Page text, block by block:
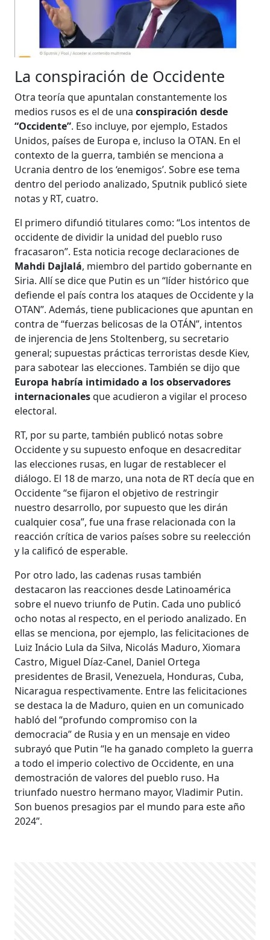
La conspiración de Occidente
Otra teoría que apuntalan constantemente los
medios rusos es el de unaconspiración desde
“Occidente”. Eso incluye, por ejemplo, Estados
Unidos, países de Europa e, incluso la OTAN. En el
contexto de la guerra, también se menciona a
Ucrania dentro de los ‘enemigos’. Sobre ese tema
dentro del periodo analizado, Sputnik publicó siete
notas y RT, cuatro.
El primero difundió titulares como: “Los intentos de
occidente de dividir la unidad del pueblo ruso
fracasaron”. Esta noticia recoge declaraciones de
Mahdi Dajlalá, miembro del partido gobernante en
Siria. Allí se dice que Putin es un “líder histórico que
defiende el país contra los ataques de Occidente y la
OTAN”. Además, tiene publicaciones que apuntan en
contra de “fuerzas belicosas de la OTÁN”, intentos
de injerencia de Jens Stoltenberg, su secretario
general; supuestas prácticas terroristas desde Kiev,
para sabotear las elecciones. También se dijo que
Europa habría intimidado a los observadores
internacionalesque acudieron a vigilar el proceso
electoral.
RT, por su parte, también publicó notas sobre
Occidente y su supuesto enfoque en desacreditar
las elecciones rusas, en lugar de restablecer el
diálogo. El 18 de marzo, una nota de RT decía que en
Occidente “se fijaron el objetivo de restringir
nuestro desarrollo, por supuesto que les dirán
cualquier cosa”, fue una frase relacionada con la
reacción crítica de varios países sobre su reelección
y la calificó de esperable.
Por otro lado, las cadenas rusas también
destacaron las reacciones desde Latinoamérica
sobre el nuevo triunfo de Putin. Cada uno publicó
ocho notas al respecto, en el periodo analizado. En
ellas se menciona, por ejemplo, las felicitaciones de
Luiz Inácio Lula da Silva, Nicolás Maduro, Xiomara
Castro, Miguel Díaz-Canel, Daniel Ortega
presidentes de Brasil, Venezuela, Honduras, Cuba,
Nicaragua respectivamente. Entre las felicitaciones
se destaca la de Maduro, quien en un comunicado
habló del “profundo compromiso con la
democracia” de Rusia y en un mensaje en video
subrayó que Putin “le ha ganado completo la guerra
a todo el imperio colectivo de Occidente, en una
demostración de valores del pueblo ruso. Ha
triunfado nuestro hermano mayor, Vladimir Putin.
Son buenos presagios par el mundo para este año
2024”.